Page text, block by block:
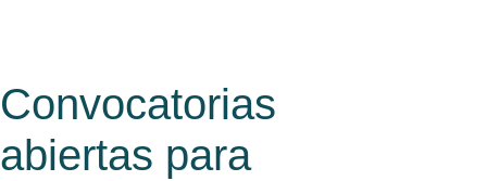
Convocatorias
abiertas para